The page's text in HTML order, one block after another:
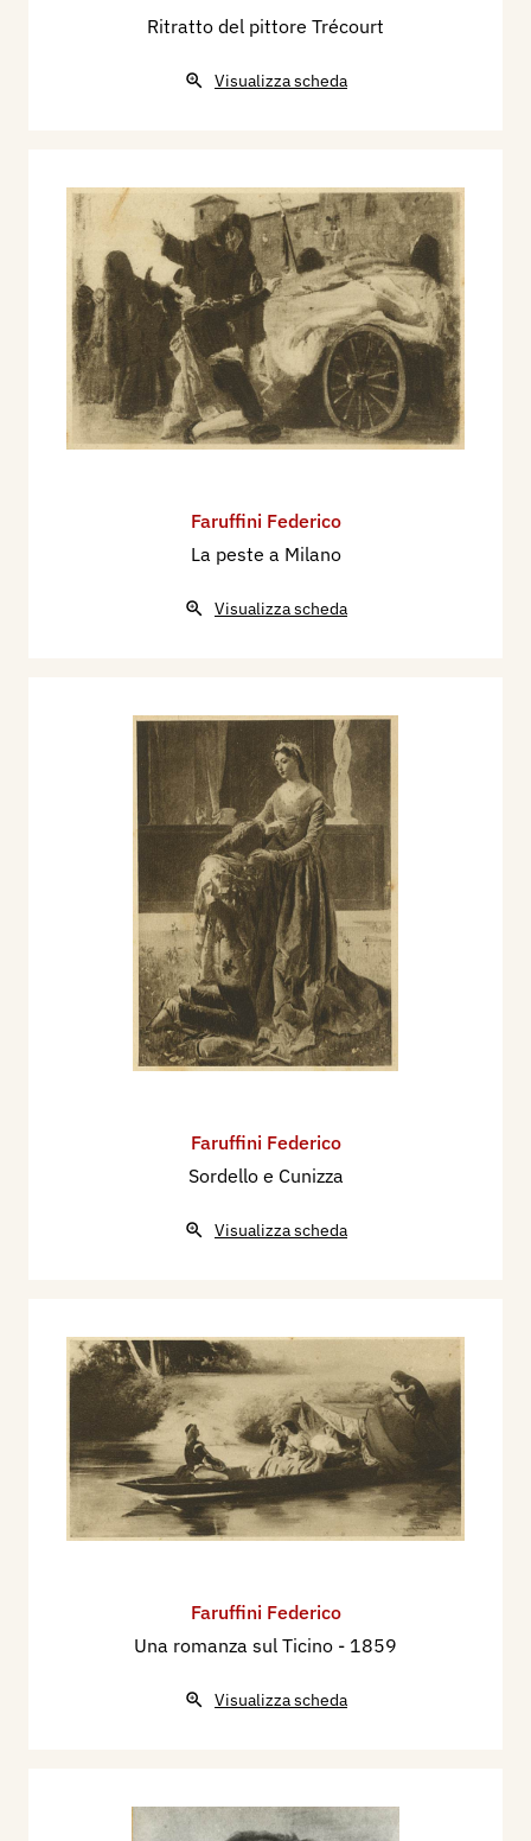
Ritratto del pittore Trécourt
Visualizza scheda
Faruffini Federico
La peste a Milano
Visualizza scheda
Faruffini Federico
Sordello e Cunizza
Visualizza scheda
Faruffini Federico
Una romanza sul Ticino - 1859
Visualizza scheda